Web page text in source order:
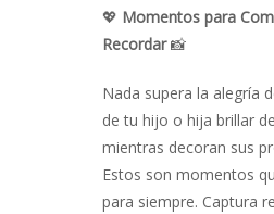
💖 Momentos para
Recordar📸
Nada supera la alegría
de tu hijo o hija brillar
mientras decoran sus
Estos son momentos
para siempre. Captura